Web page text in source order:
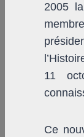
2005
11
Ce